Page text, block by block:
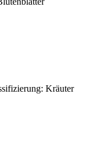
Kräuter